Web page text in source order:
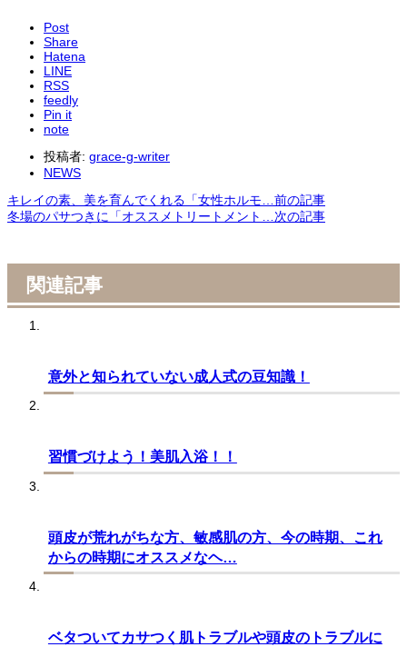
Post
Share
Hatena
LINE
RSS
feedly
Pin it
note
投稿者: grace-g-writer
NEWS
キレイの素、美を育んでくれる「女性ホルモ… 前の記事
冬場のパサつきに「オススメトリートメント… 次の記事
関連記事
意外と知られていない成人式の豆知識！
習慣づけよう！美肌入浴！！
頭皮が荒れがちな方、敏感肌の方、今の時期、これ
からの時期にオススメなヘ…
ベタついてカサつく肌トラブルや頭皮のトラブルに